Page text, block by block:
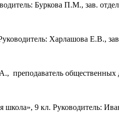
Буркова П.М., зав.
Харлашова Е.В.,
преподаватель
9 кл. Руководитель: